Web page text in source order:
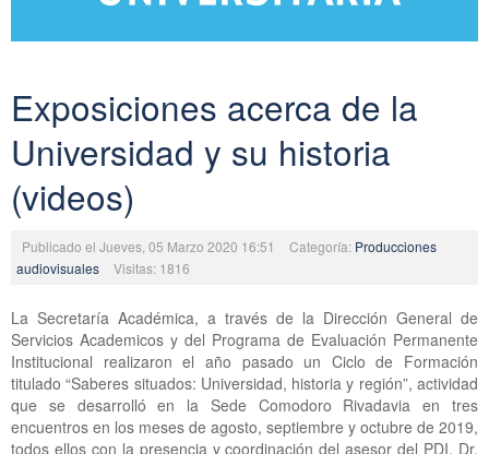
Exposiciones acerca de la
Universidad y su historia
(videos)
Publicado el Jueves, 05 Marzo 2020 16:51 Categoría: Producciones
audiovisuales
Visitas: 1816
La Secretaría Académica, a través de la Dirección General de
Servicios Academicos y del Programa de Evaluación Permanente
Institucional realizaron el año pasado un Ciclo de Formación
titulado “Saberes situados: Universidad, historia y región”, actividad
que se desarrolló en la Sede Comodoro Rivadavia en tres
encuentros en los meses de agosto, septiembre y octubre de 2019,
todos ellos con la presencia y coordinación del asesor del PDI, Dr.